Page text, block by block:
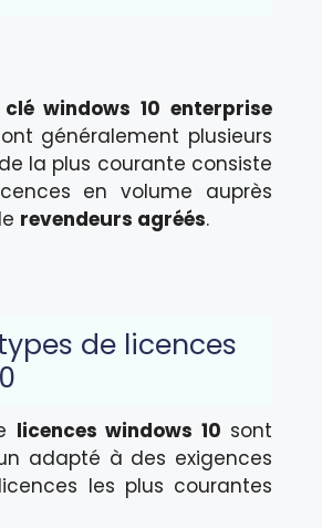
clé windows 10 enterprise
généralement plusieurs
la plus courante consiste
en volume auprès
revendeurs agréés.
de licences
licences windows 10 sont
adapté à des exigences
les plus courantes